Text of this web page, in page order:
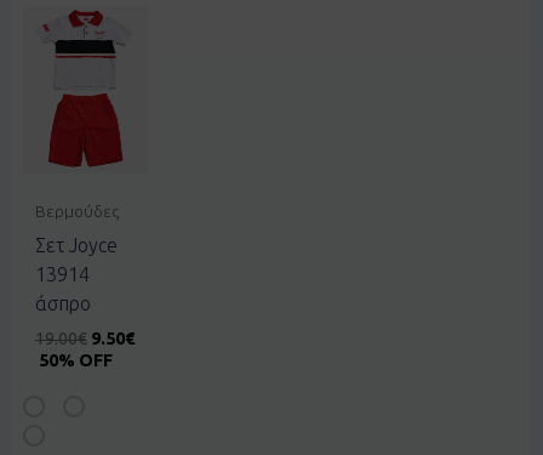
Βερμούδες
Σετ Joyce
13914
άσπρο
19.00€ 9.50€
50% OFF